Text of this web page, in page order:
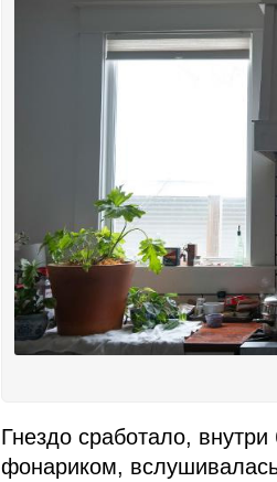
Гнездо сработало,
фонариком,